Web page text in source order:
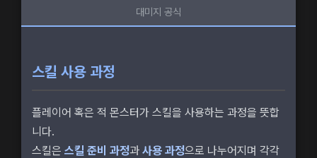
대미지 공식
스킬 사용 과정
플레이어 혹은 적 몬스터가 스킬을 사용하는 과정을 뜻합
니다.
스킬은 스킬 준비 과정과 사용 과정으로 나누어지며 각각